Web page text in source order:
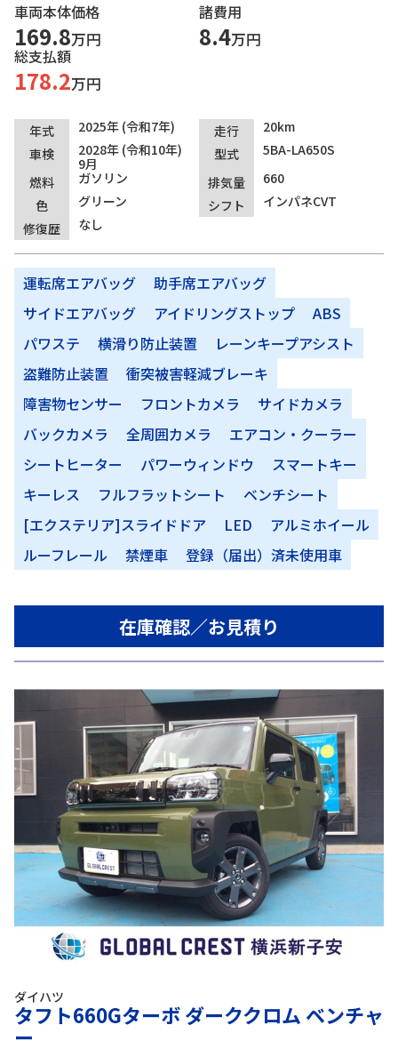
車両本体価格
169.8万円
諸費用
8.4万円
総支払額
178.2万円
年式 2025年 (令和7年) 走行
20km
車検
2028年 (令和10年)
9月
型式
5BA-LA650S
燃料
ガソリン 排気量
660
色
グリーン シフト
インパネCVT
修復歴
なし
運転席エアバッグ
助手席エアバッグ
サイドエアバッグ
アイドリングストップ
ABS
パワステ
横滑り防止装置
レーンキープアシスト
盗難防止装置
衝突被害軽減ブレーキ
障害物センサー
フロントカメラ
サイドカメラ
バックカメラ
全周囲カメラ
エアコン・クーラー
シートヒーター
パワーウィンドウ
スマートキー
キーレス
フルフラットシート
ベンチシート
[エクステリア]スライドドア
LED
アルミホイール
ルーフレール
禁煙車 登録（届出）済未使用車
在庫確認／お見積り
ダイハツ
タフト660Gターボ ダーククロム ベンチャ
ー